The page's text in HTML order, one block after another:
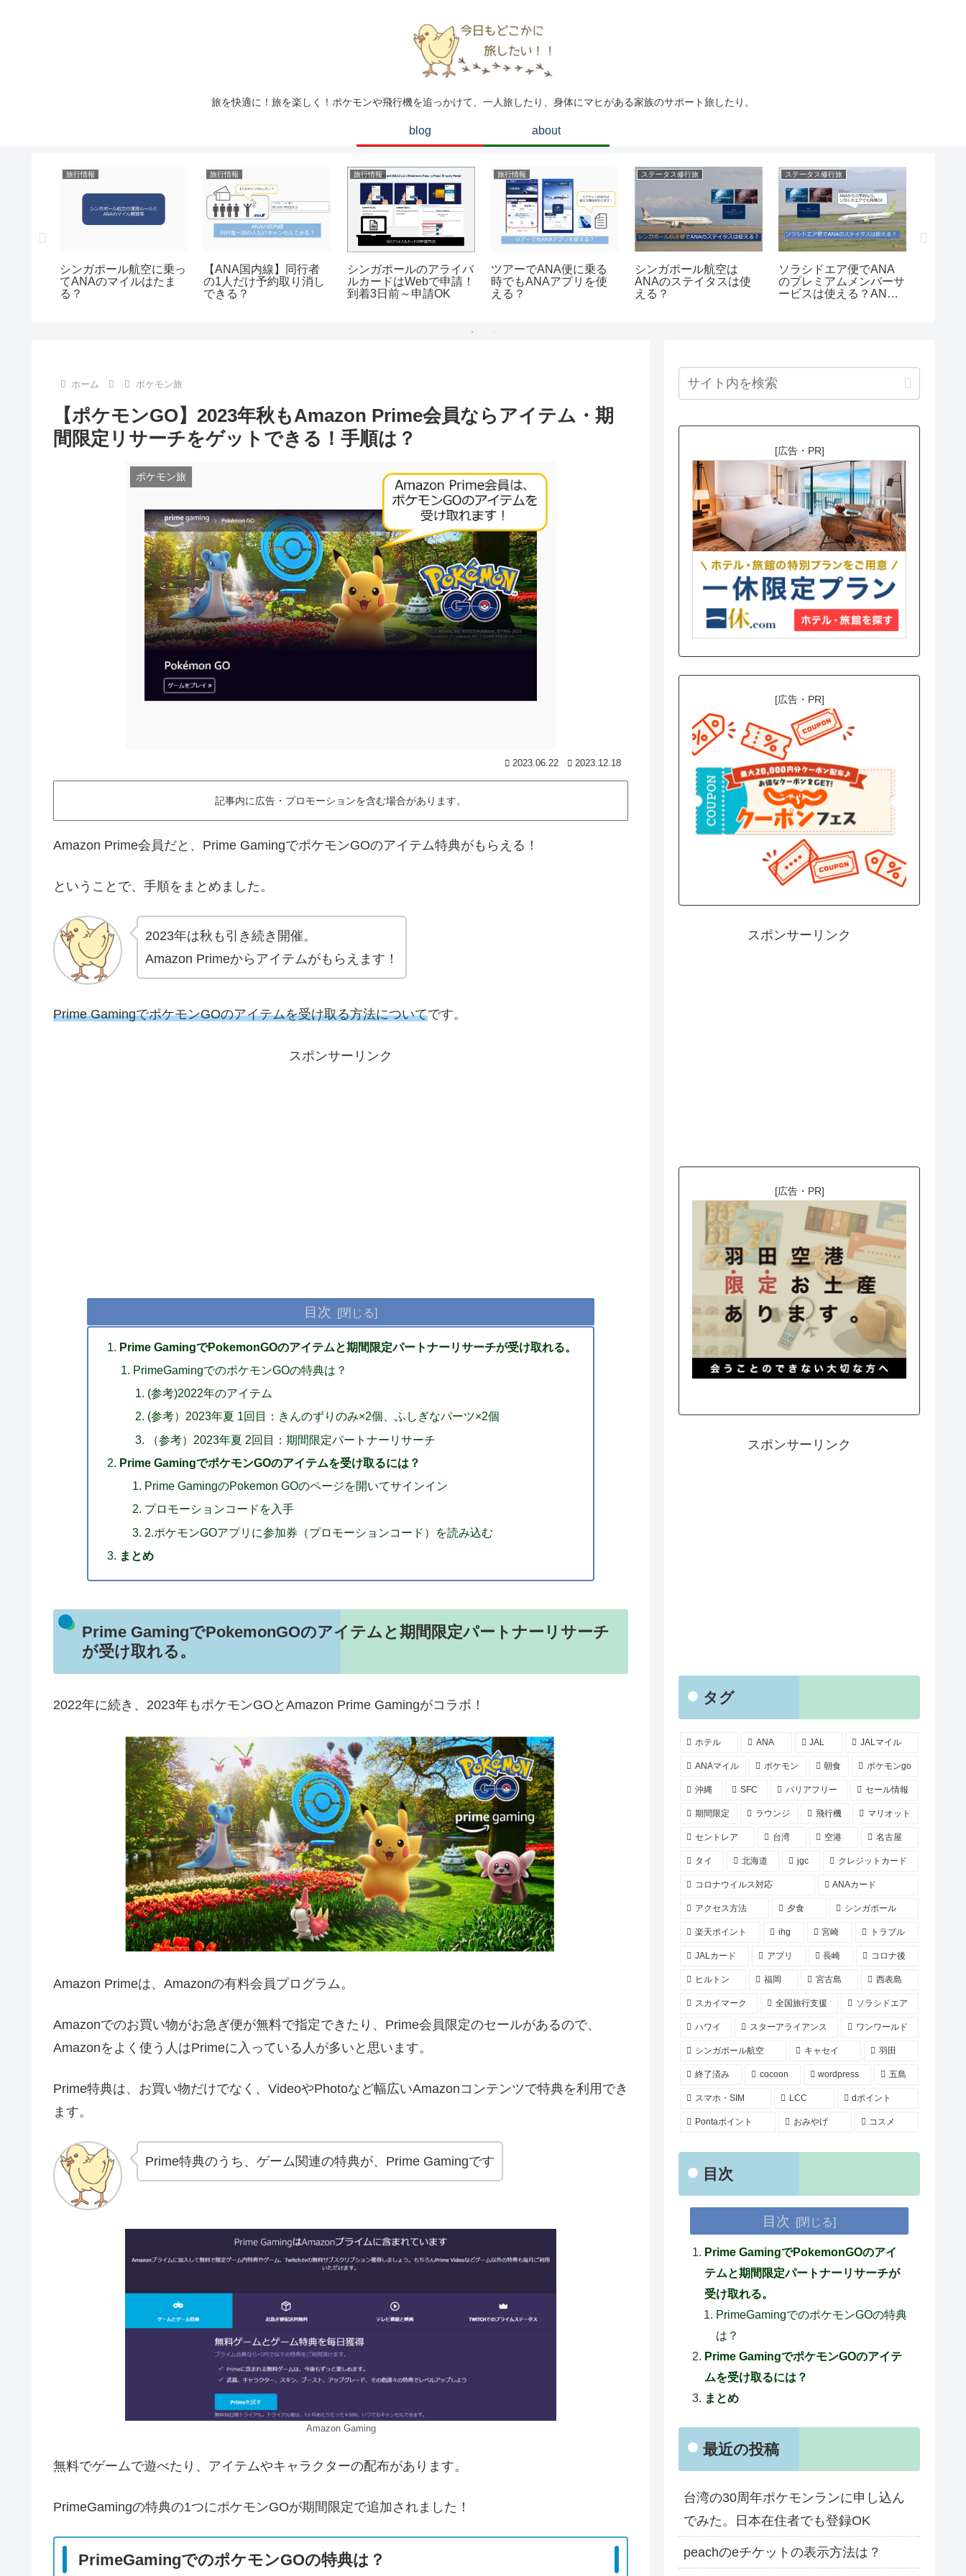
旅を快適に！旅を楽しく！ポケモンや飛行機を追っかけて、一人旅したり、身体にマヒがある家族のサポート旅したり。
blog about
旅行情報
シンガポール航空に乗っ
てANAのマイルはたま
る？
旅行情報
【ANA国内線】同行者
の1人だけ予約取り消し
できる？
旅行情報
シンガポールのアライバ
ルカードはWebで申請！
到着3日前～申請OK
旅行情報
ツアーでANA便に乗る
時でもANAアプリを使
える？
ステータス修行旅
シンガポール航空は
ANAのステイタスは使
える？
ステータス修行旅
ソラシドエア便でANA
のプレミアムメンバーサ
ービスは使える？ANA
ホーム ポケモン旅
【ポケモンGO】2023年秋もAmazon Prime会員ならアイテム・期
間限定リサーチをゲットできる！手順は？
ポケモン旅
2023.06.22 2023.12.18
記事内に広告・プロモーションを含む場合があります。
Amazon Prime会員だと、Prime GamingでポケモンGOのアイテム特典がもらえる！
ということで、手順をまとめました。
2023年は秋も引き続き開催。
Amazon Primeからアイテムがもらえます！
Prime GamingでポケモンGOのアイテムを受け取る方法についてです。
スポンサーリンク
目次
Prime GamingでPokemonGOのアイテムと期間限定パートナーリサーチが受け取れる。
PrimeGamingでのポケモンGOの特典は？
(参考)2022年のアイテム
(参考）2023年夏 1回目：きんのずりのみ×2個、ふしぎなパーツ×2個
（参考）2023年夏 2回目：期間限定パートナーリサーチ
Prime GamingでポケモンGOのアイテムを受け取るには？
Prime GamingのPokemon GOのページを開いてサインイン
プロモーションコードを入手
2.ポケモンGOアプリに参加券（プロモーションコード）を読み込む
まとめ
Prime GamingでPokemonGOのアイテムと期間限定パートナーリサーチ
が受け取れる。
2022年に続き、2023年もポケモンGOとAmazon Prime Gamingがコラボ！
Amazon Primeは、Amazonの有料会員プログラム。
Amazonでのお買い物がお急ぎ便が無料で指定できたり、Prime会員限定のセールがあるので、
Amazonをよく使う人はPrimeに入っている人が多いと思います。
Prime特典は、お買い物だけでなく、VideoやPhotoなど幅広いAmazonコンテンツで特典を利用でき
ます。
Prime特典のうち、ゲーム関連の特典が、Prime Gamingです
Amazon Gaming
無料でゲームで遊べたり、アイテムやキャラクターの配布があります。
PrimeGamingの特典の1つにポケモンGOが期間限定で追加されました！
PrimeGamingでのポケモンGOの特典は？
[広告・PR]
[広告・PR]
スポンサーリンク
[広告・PR]
スポンサーリンク
タグ
ホテル ANA JAL JALマイル
ANAマイル ポケモン 朝食 ポケモンgo
沖縄 SFC バリアフリー セール情報
期間限定 ラウンジ 飛行機 マリオット
セントレア 台湾 空港 名古屋
タイ 北海道 jgc クレジットカード
コロナウイルス対応 ANAカード
アクセス方法 夕食 シンガポール
楽天ポイント ihg 宮崎 トラブル
JALカード アプリ 長崎 コロナ後
ヒルトン 福岡 宮古島 西表島
スカイマーク 全国旅行支援 ソラシドエア
ハワイ スターアライアンス ワンワールド
シンガポール航空 キャセイ 羽田
終了済み cocoon wordpress 五島
スマホ・SIM LCC dポイント
Pontaポイント おみやげ コスメ
目次
目次
Prime GamingでPokemonGOのアイ
テムと期間限定パートナーリサーチが
受け取れる。
PrimeGamingでのポケモンGOの特典
は？
Prime GamingでポケモンGOのアイテ
ムを受け取るには？
まとめ
最近の投稿
台湾の30周年ポケモンランに申し込ん
でみた。日本在住者でも登録OK
peachのeチケットの表示方法は？